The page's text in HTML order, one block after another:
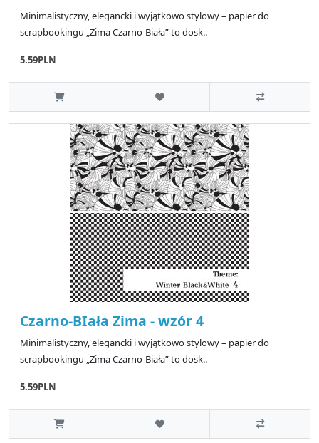
Minimalistyczny, elegancki i wyjątkowo stylowy – papier do
scrapbookingu „Zima Czarno-Biała” to dosk..
5.59PLN
Czarno-BIała Zima - wzór 4
Minimalistyczny, elegancki i wyjątkowo stylowy – papier do
scrapbookingu „Zima Czarno-Biała” to dosk..
5.59PLN